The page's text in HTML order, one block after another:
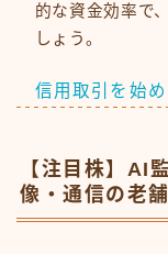
的な資金効率で
しょう。
信用取引を始
【注目株】AI
像・通信の老舗